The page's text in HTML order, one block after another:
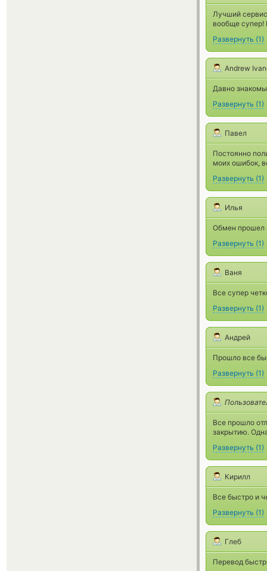
Лучший
вообще супер!
Развернуть (1)
Andrew
Давно
Развернуть (1)
Павел
Постоянно
моих ошибок,
Развернуть (1)
Илья
Обмен прошел
Развернуть (1)
Ваня
Все супер
Развернуть (1)
Андрей
Прошло все
Развернуть (1)
Все прошло
закрытию.
Развернуть (1)
Кирилл
Все быстро и
Развернуть (1)
Глеб
Перевод